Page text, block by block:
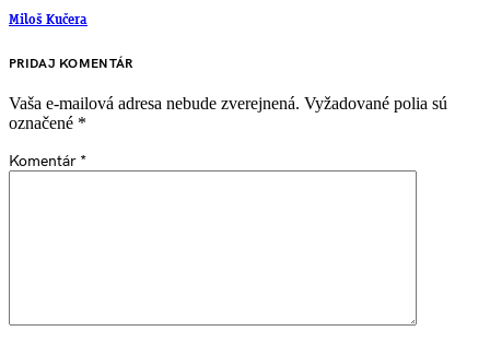
Miloš Kučera
PRIDAJ KOMENTÁR
Vaša e-mailová adresa nebude zverejnená. Vyžadované polia sú
označené *
Komentár *